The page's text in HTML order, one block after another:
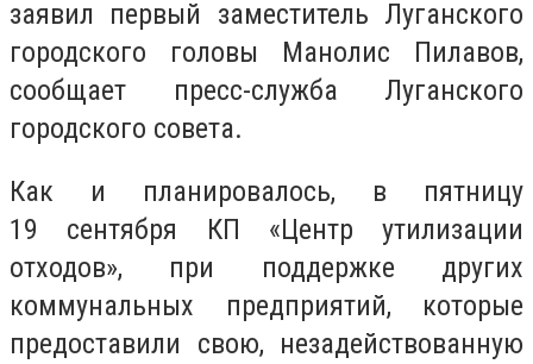
заявил первый заместитель Луганского
городского головы Манолис Пилавов,
сообщает пресс-служба Луганского
городского совета.
Как и планировалось, в пятницу
19 сентября КП «Центр утилизации
отходов», при поддержке других
коммунальных предприятий, которые
предоставили свою, незадействованную